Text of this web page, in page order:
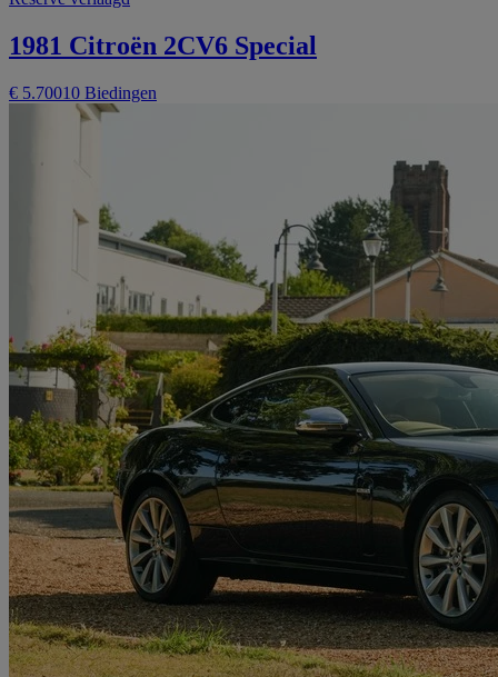
1981 Citroën 2CV6 Special
€ 5.70010 Biedingen